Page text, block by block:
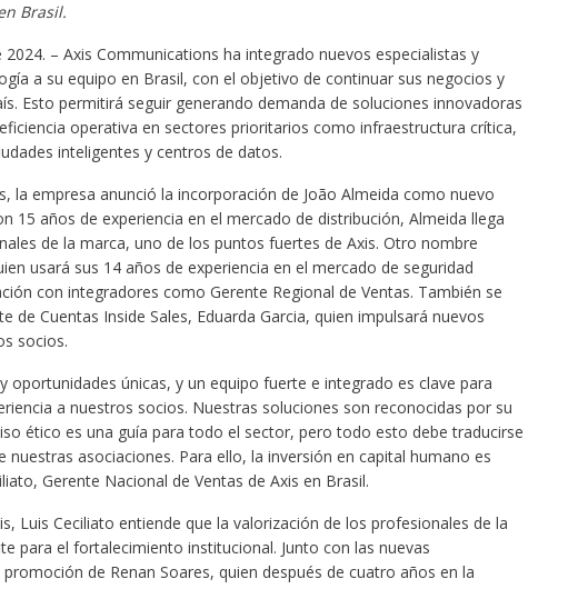
Brasil.
– Axis Communications ha integrado nuevos especialistas y
a su equipo en Brasil, con el objetivo de continuar sus negocios y
Esto permitirá seguir generando demanda de soluciones innovadoras
operativa en sectores prioritarios como infraestructura crítica,
inteligentes y centros de datos.
la empresa anunció la incorporación de João Almeida como nuevo
15 años de experiencia en el mercado de distribución, Almeida llega
de la marca, uno de los puntos fuertes de Axis. Otro nombre
usará sus 14 años de experiencia en el mercado de seguridad
con integradores como Gerente Regional de Ventas. También se
de Cuentas Inside Sales, Eduarda Garcia, quien impulsará nuevos
socios.
oportunidades únicas, y un equipo fuerte e integrado es clave para
a nuestros socios. Nuestras soluciones son reconocidas por su
ético es una guía para todo el sector, pero todo esto debe traducirse
nuestras asociaciones. Para ello, la inversión en capital humano es
Gerente Nacional de Ventas de Axis en Brasil.
Luis Ceciliato entiende que la valorización de los profesionales de la
para el fortalecimiento institucional. Junto con las nuevas
de Renan Soares, quien después de cuatro años en la